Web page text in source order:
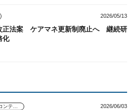
2026/05/13
正法案 ケアマネ更新制廃止へ 継続研
化
お役立ちコンテンツ 2026/06/03